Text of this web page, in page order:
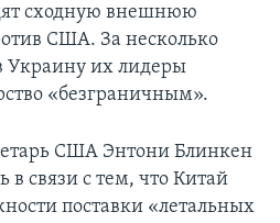
сходную внешнюю
США. За несколько
Украину их лидеры
«безграничным».
США Энтони Блинкен
в связи с тем, что Китай
поставки «летальных